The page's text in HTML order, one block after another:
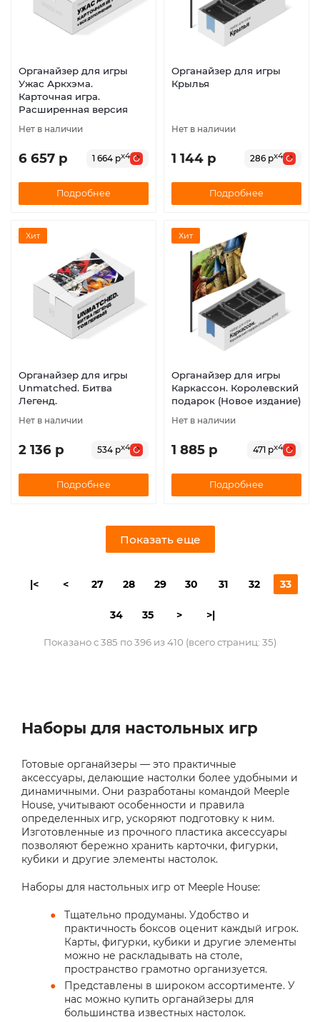
Органайзер для игры
Ужас Аркхэма.
Карточная игра.
Расширенная версия
Нет в наличии
6 657 р 1 664 рx4
Подробнее
Органайзер для игры
Крылья
Нет в наличии
1 144 р 286 рx4
Подробнее
Хит
Органайзер для игры
Unmatched. Битва
Легенд.
Нет в наличии
2 136 р 534 рx4
Подробнее
Хит
Органайзер для игры
Каркассон. Королевский
подарок (Новое издание)
Нет в наличии
1 885 р 471 рx4
Подробнее
Показать еще
|< < 27 28 29 30 31 32 33
34 35 > >|
Показано с 385 по 396 из 410 (всего страниц: 35)
Наборы для настольных игр
Готовые органайзеры — это практичные
аксессуары, делающие настолки более удобными и
динамичными. Они разработаны командой Meeple
House, учитывают особенности и правила
определенных игр, ускоряют подготовку к ним.
Изготовленные из прочного пластика аксессуары
позволяют бережно хранить карточки, фигурки,
кубики и другие элементы настолок.
Наборы для настольных игр от Meeple House:
Тщательно продуманы. Удобство и
практичность боксов оценит каждый игрок.
Карты, фигурки, кубики и другие элементы
можно не раскладывать на столе,
пространство грамотно организуется.
Представлены в широком ассортименте. У
нас можно купить органайзеры для
большинства известных настолок.